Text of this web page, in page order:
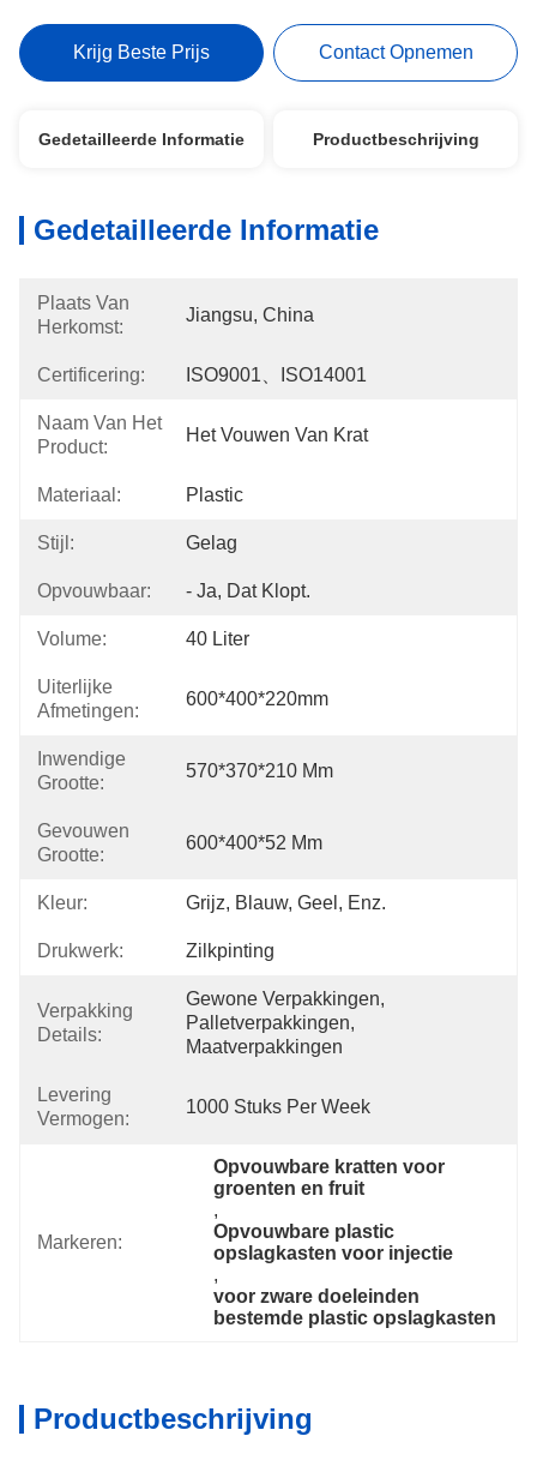
Krijg Beste Prijs Contact Opnemen
Gedetailleerde Informatie Productbeschrijving
Gedetailleerde Informatie
Plaats Van
Herkomst:
Jiangsu, China
Certificering: ISO9001、ISO14001
Naam Van Het
Product:
Het Vouwen Van Krat
Materiaal: Plastic
Stijl: Gelag
Opvouwbaar: - Ja, Dat Klopt.
Volume: 40 Liter
Uiterlijke
Afmetingen:
600*400*220mm
Inwendige
Grootte:
570*370*210 Mm
Gevouwen
Grootte:
600*400*52 Mm
Kleur: Grijz, Blauw, Geel, Enz.
Drukwerk: Zilkpinting
Verpakking
Details:
Gewone Verpakkingen,
Palletverpakkingen,
Maatverpakkingen
Levering
Vermogen:
1000 Stuks Per Week
Markeren:
Opvouwbare kratten voor
groenten en fruit
,
Opvouwbare plastic
opslagkasten voor injectie
,
voor zware doeleinden
bestemde plastic opslagkasten
Productbeschrijving